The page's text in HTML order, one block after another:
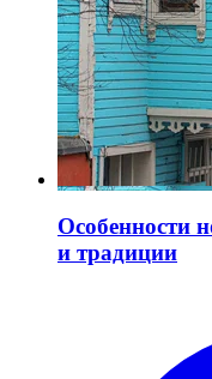
Особенности
и традиции